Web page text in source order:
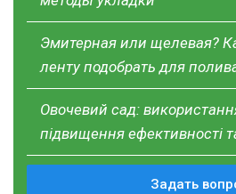
Эмитерная или щелевая?
ленту подобрать для
Овочевий сад:
підвищення ефективності
Задать